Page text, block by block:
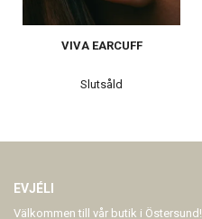
VIVA EARCUFF
Slutsåld
EVJÉLI
Välkommen till vår butik i Östersund!